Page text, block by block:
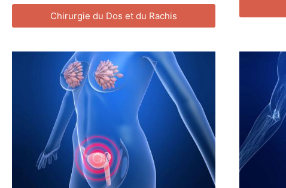
Chirurgie du Dos et du Rachis